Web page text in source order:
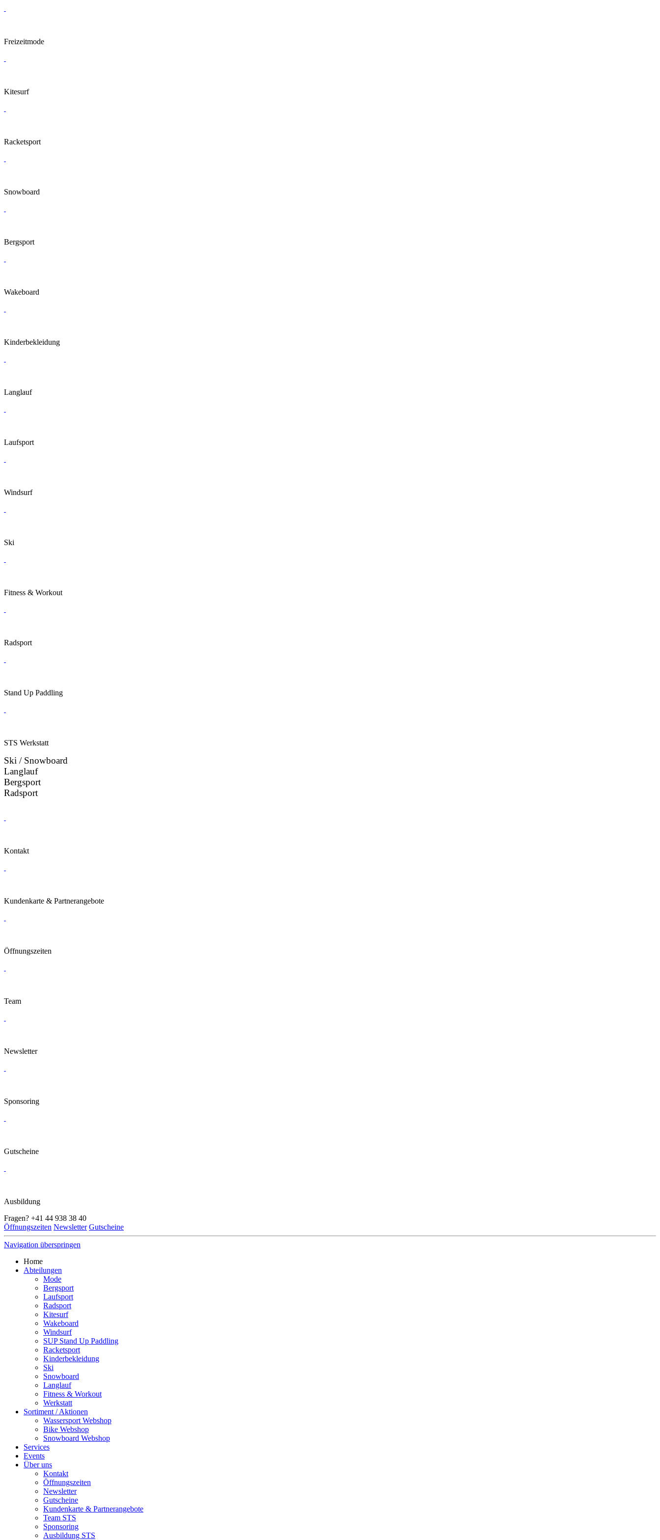
Freizeitmode
Kitesurf
Racketsport
Snowboard
Bergsport
Wakeboard
Kinderbekleidung
Langlauf
Laufsport
Windsurf
Ski
Fitness & Workout
Radsport
Stand Up Paddling
STS Werkstatt
Ski / Snowboard
Langlauf
Bergsport
Radsport
Kontakt
Kundenkarte & Partnerangebote
Öffnungszeiten
Team
Newsletter
Sponsoring
Gutscheine
Ausbildung
Fragen? +41 44 938 38 40
Öffnungszeiten Newsletter Gutscheine
Navigation überspringen
Home
Abteilungen
Mode
Bergsport
Laufsport
Radsport
Kitesurf
Wakeboard
Windsurf
SUP Stand Up Paddling
Racketsport
Kinderbekleidung
Ski
Snowboard
Langlauf
Fitness & Workout
Werkstatt
Sortiment / Aktionen
Wassersport Webshop
Bike Webshop
Snowboard Webshop
Services
Events
Über uns
Kontakt
Öffnungszeiten
Newsletter
Gutscheine
Kundenkarte & Partnerangebote
Team STS
Sponsoring
Ausbildung STS